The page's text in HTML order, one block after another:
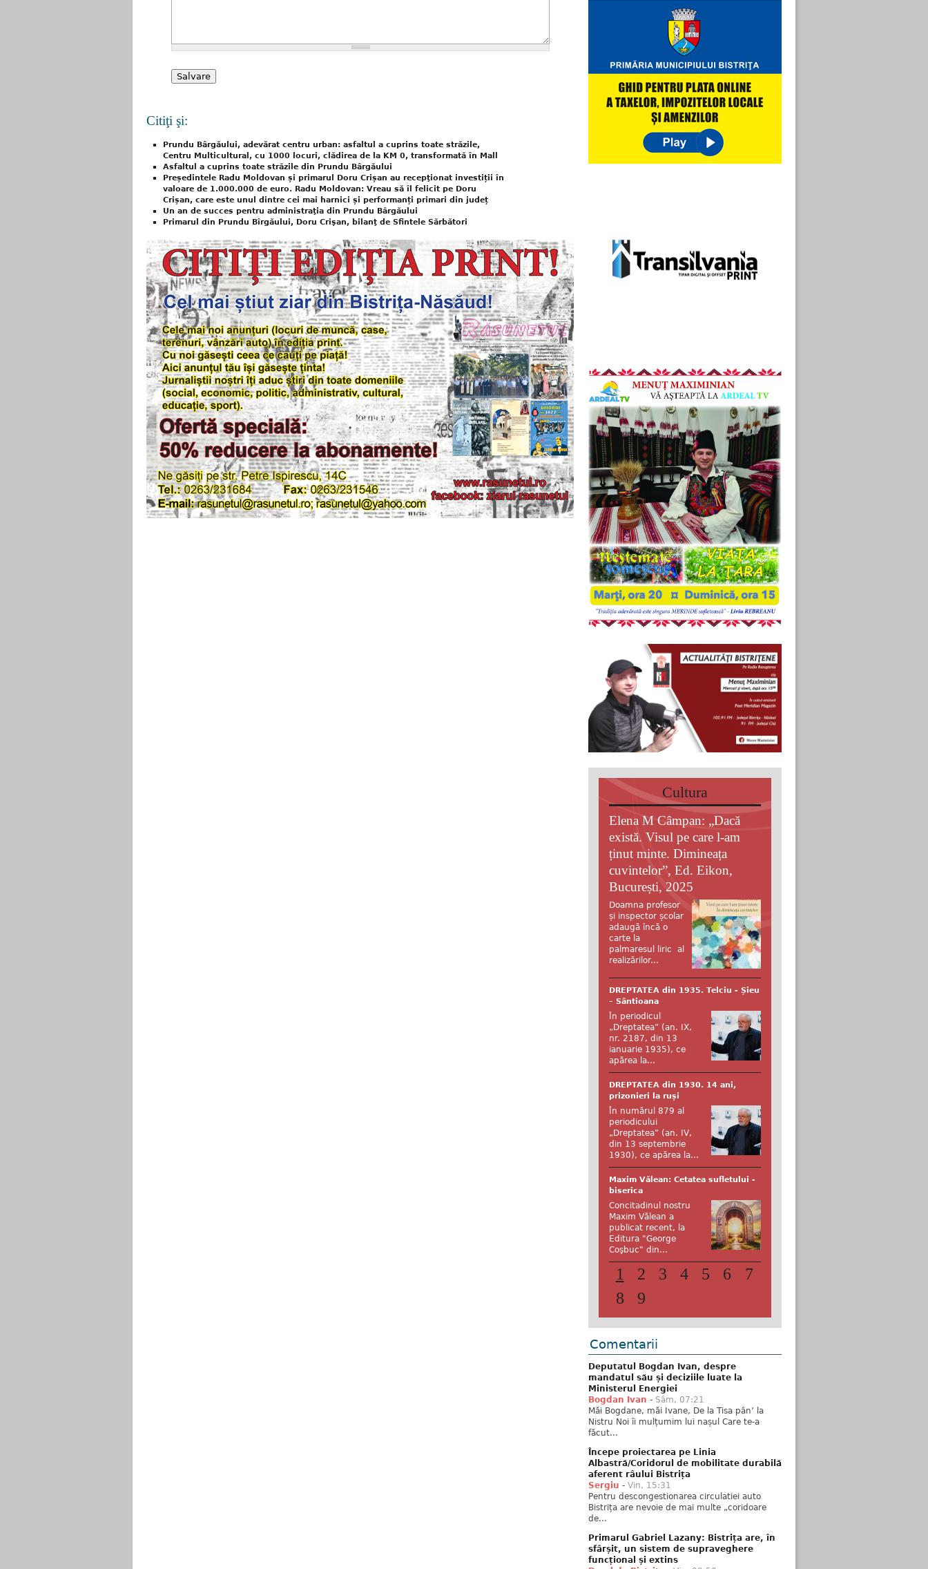
Citiţi şi:
Prundu Bârgăului, adevărat centru urban: asfaltul a cuprins toate străzile,
Centru Multicultural, cu 1000 locuri, clădirea de la KM 0, transformată în Mall
Asfaltul a cuprins toate străzile din Prundu Bârgăului
Președintele Radu Moldovan și primarul Doru Crișan au recepţionat investiții în
valoare de 1.000.000 de euro. Radu Moldovan: Vreau să îl felicit pe Doru
Crișan, care este unul dintre cei mai harnici și performanți primari din județ
Un an de succes pentru administraţia din Prundu Bârgăului
Primarul din Prundu Bîrgăului, Doru Crişan, bilanţ de Sfintele Sărbători
Cultura
Elena M Câmpan: „Dacă
există. Visul pe care l-am
ținut minte. Dimineața
cuvintelor”, Ed. Eikon,
București, 2025
Doamna profesor
și inspector școlar
adaugă încă o
carte la
palmaresul liric al
realizărilor...
DREPTATEA din 1935. Telciu - Șieu
– Sântioana
În periodicul
„Dreptatea” (an. IX,
nr. 2187, din 13
ianuarie 1935), ce
apărea la...
DREPTATEA din 1930. 14 ani,
prizonieri la ruși
În numărul 879 al
periodicului
„Dreptatea” (an. IV,
din 13 septembrie
1930), ce apărea la...
Maxim Vălean: Cetatea sufletului -
biserica
Concitadinul nostru
Maxim Vălean a
publicat recent, la
Editura "George
Coşbuc" din...
1 2 3 4 5 6
7
8
9
Comentarii
Deputatul Bogdan Ivan, despre
mandatul său și deciziile luate la
Ministerul Energiei
Bogdan Ivan - Sâm, 07:21
Măi Bogdane, măi Ivane, De la Tisa pân’ la
Nistru Noi îi mulțumim lui nașul Care te-a
făcut...
Începe proiectarea pe Linia
Albastră/Coridorul de mobilitate durabilă
aferent râului Bistrița
Sergiu - Vin, 15:31
Pentru descongestionarea circulatiei auto
Bistrița are nevoie de mai multe „coridoare
de...
Primarul Gabriel Lazany: Bistrița are, în
sfârșit, un sistem de supraveghere
funcțional și extins